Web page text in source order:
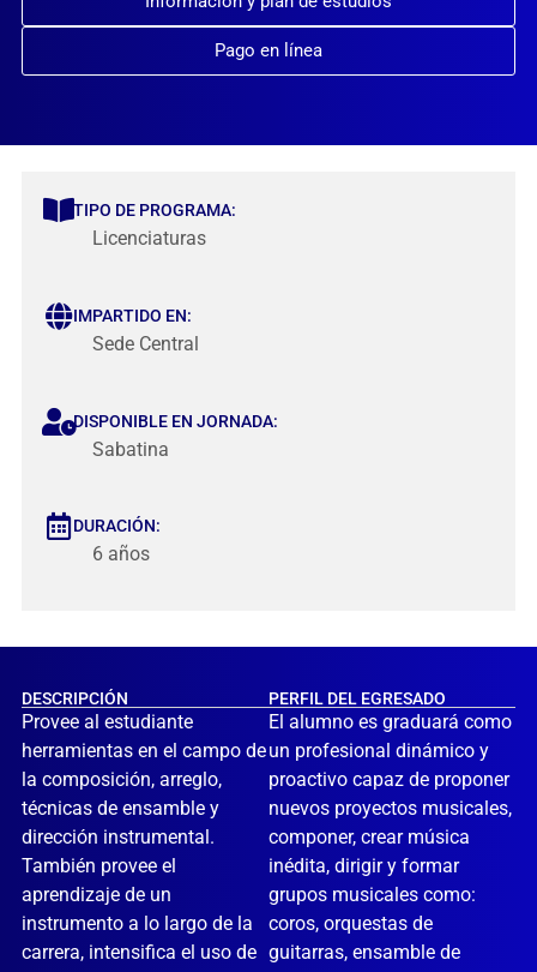
Pago en línea
TIPO DE PROGRAMA:
Licenciaturas
IMPARTIDO EN:
Sede Central
DISPONIBLE EN JORNADA:
Sabatina
DURACIÓN:
6 años
DESCRIPCIÓN
Provee al estudiante
herramientas en el campo de
la composición, arreglo,
técnicas de ensamble y
dirección instrumental.
También provee el
aprendizaje de un
instrumento a lo largo de la
carrera, intensifica el uso de
PERFIL DEL EGRESADO
El alumno es graduará como
un profesional dinámico y
proactivo capaz de proponer
nuevos proyectos musicales,
componer, crear música
inédita, dirigir y formar
grupos musicales como:
coros, orquestas de
guitarras, ensamble de